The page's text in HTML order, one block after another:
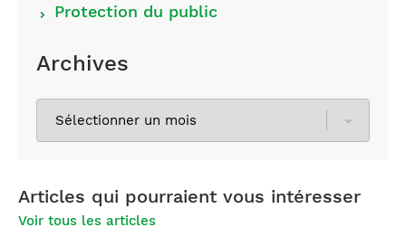
Protection du public
Archives
Articles qui pourraient vous intéresser
Voir tous les articles